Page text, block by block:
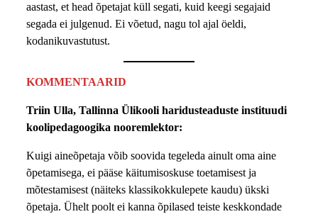
aastast, et head õpetajat küll segati, kuid keegi segajaid
segada ei julgenud. Ei võetud, nagu tol ajal öeldi,
kodanikuvastutust.
KOMMENTAARID
Triin Ulla, Tallinna Ülikooli haridusteaduste instituudi
koolipedagoogika nooremlektor:
Kuigi aineõpetaja võib soovida tegeleda ainult oma aine
õpetamisega, ei pääse käitumisoskuse toetamisest ja
mõtestamisest (näiteks klassikokkulepete kaudu) ükski
õpetaja. Ühelt poolt ei kanna õpilased teiste keskkondade